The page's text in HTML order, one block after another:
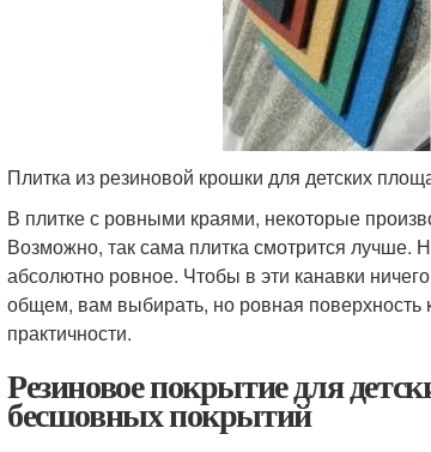
Плитка из резиновой крошки для детских
В плитке с ровными краями, некоторые
Возможно, так сама плитка смотрится лучше.
абсолютно ровное. Чтобы в эти канавки
общем, вам выбирать, но ровная поверхность
практичности.
Резиновое покрытие для
бесшовных покрытий